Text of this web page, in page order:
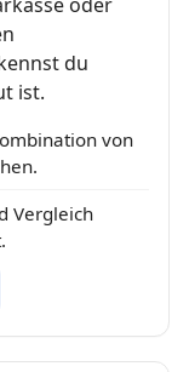
du
ist.
von
Vergleich